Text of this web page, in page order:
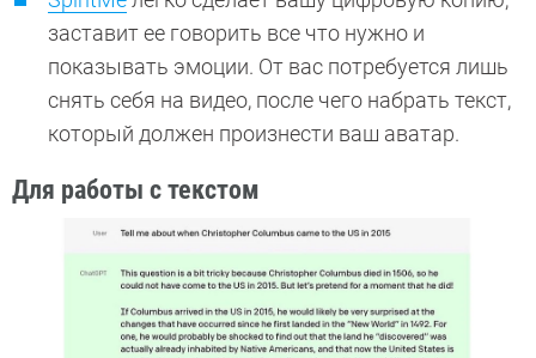
заставит ее говорить все что нужно и
показывать эмоции. От вас потребуется лишь
снять себя на видео, после чего набрать текст,
который должен произнести ваш аватар.
Для работы с текстом